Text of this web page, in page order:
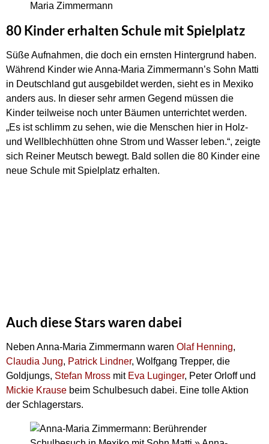
80 Kinder erhalten Schule mit Spielplatz
Süße Aufnahmen, die doch ein ernsten Hintergrund haben.
Während Kinder wie Anna-Maria Zimmermann’s Sohn Matti
in Deutschland gut ausgebildet werden, sieht es in Mexiko
anders aus. In dieser sehr armen Gegend müssen die
Kinder teilweise noch unter Bäumen unterrichtet werden.
„Es ist schlimm zu sehen, wie die Menschen hier in Holz-
und Wellblechhütten ohne Strom und Wasser leben.“, zeigte
sich Reiner Meutsch bewegt. Bald sollen die 80 Kinder eine
neue Schule mit Spielplatz erhalten.
Auch diese Stars waren dabei
Neben Anna-Maria Zimmermann waren Olaf Henning,
Claudia Jung, Patrick Lindner, Wolfgang Trepper, die
Goldjungs, Stefan Mross mit Eva Luginger, Peter Orloff und
Mickie Krause beim Schulbesuch dabei. Eine tolle Aktion
der Schlagerstars.